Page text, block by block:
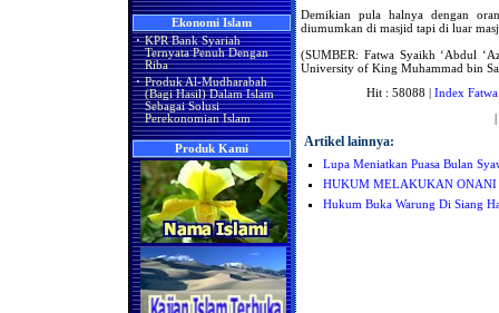
Ekonomi Islam
· KPR Bank Syariah
Ternyata Penuh Dengan
Riba
· Produk Al-Mudharabah
(Bagi Hasil) Dalam Islam
Sebagai Solusi
Perekonomian Islam
Produk Kami
Demikian pula halnya dengan
diumumkan di masjid tapi di luar
(SUMBER: Fatwa Syaikh ‘Abdul
University of King Muhammad bin
Hit : 58088 | Index Fatwa
|
Artikel lainnya:
Lupa Meniatkan Puasa Bulan
HUKUM MELAKUKAN
Hukum Buka Warung Di Siang